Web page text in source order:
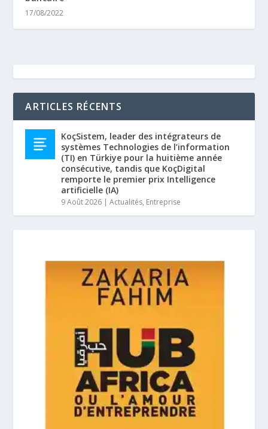
17/08/2022
ARTICLES RÉCENTS
KoçSistem, leader des intégrateurs de
systèmes Technologies de l’information
(TI) en Türkiye pour la huitième année
consécutive, tandis que KoçDigital
remporte le premier prix Intelligence
artificielle (IA)
9 Août 2026 |Actualités, Entreprise